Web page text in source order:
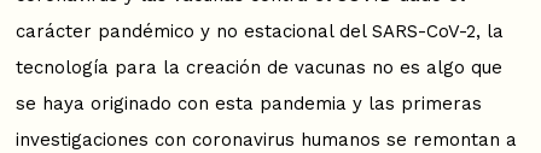
carácter pandémico y no estacional del SARS-CoV-2, la
tecnología para la creación de vacunas no es algo que
se haya originado con esta pandemia y las primeras
investigaciones con coronavirus humanos se remontan a